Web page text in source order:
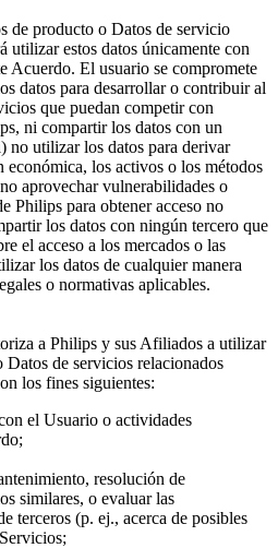
de producto o Datos de servicio
utilizar estos datos únicamente con
Acuerdo. El usuario se compromete
datos para desarrollar o contribuir al
que puedan competir con
ni compartir los datos con un
no utilizar los datos para derivar
los activos o los métodos
aprovechar vulnerabilidades o
Philips para obtener acceso no
los datos con ningún tercero que
el acceso a los mercados o las
los datos de cualquier manera
o normativas aplicables.
a Philips y sus Afiliados a utilizar
de servicios relacionados
los fines siguientes:
el Usuario o actividades
resolución de
similares, o evaluar las
terceros (p. ej., acerca de posibles